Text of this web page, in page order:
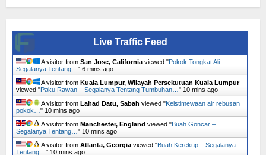
Live Traffic Feed
A visitor from San Jose, California viewed "Pokok Tongkat Ali –
Segalanya Tentang… " 6 mins ago
A visitor from Kuala Lumpur, Wilayah Persekutuan Kuala Lumpur
viewed "Paku Rawan – Segalanya Tentang Tumbuhan… " 10 mins ago
A visitor from Lahad Datu, Sabah viewed "Keistimewaan air rebusan
pokok… " 10 mins ago
A visitor from Manchester, England viewed "Buah Goncar –
Segalanya Tentang… " 10 mins ago
A visitor from Atlanta, Georgia viewed "Buah Kerekup – Segalanya
Tentang… " 10 mins ago